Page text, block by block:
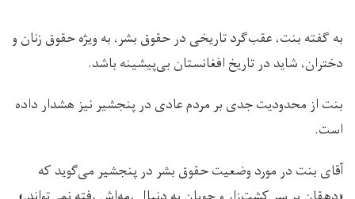
به گفته بنت، عقب‌گرد تاریخی در حقوق بشر، به ویژه حقوق زنان و
دختران، شاید در تاریخ افغانستان بی‌پیشینه باشد.
بنت از محدودیت‌ جدی بر مردم عادی در پنجشیر نیز هشدار داده
است.
آقای بنت در مورد وضعیت حقوق بشر در پنجشیر می‌گوید که